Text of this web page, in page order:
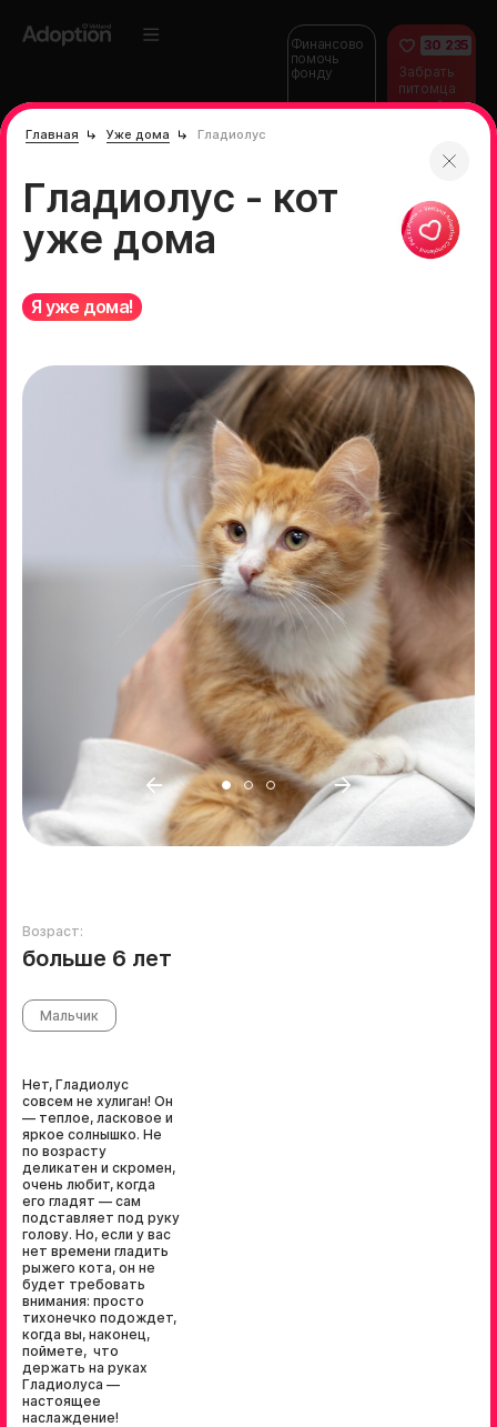
Финансово
помочь
фонду
30 235
Забрать
питомца
домой
Главная Уже дома Гладиолус
Гладиолус - кот
уже дома
Я уже дома!
Возраст:
больше 6 лет
Мальчик
Нет, Гладиолус
совсем не хулиган! Он
— теплое, ласковое и
яркое солнышко. Не
по возрасту
деликатен и скромен,
очень любит, когда
его гладят — сам
подставляет под руку
голову. Но, если у вас
нет времени гладить
рыжего кота, он не
будет требовать
внимания: просто
тихонечко подождет,
когда вы, наконец,
поймете, что
держать на руках
Гладиолуса —
настоящее
наслаждение!